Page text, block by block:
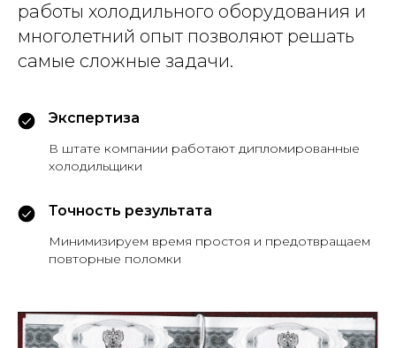
работы холодильного оборудования и
многолетний опыт позволяют решать
самые сложные задачи.
Экспертиза
В штате компании работают дипломированные
холодильщики
Точность результата
Минимизируем время простоя и предотвращаем
повторные поломки